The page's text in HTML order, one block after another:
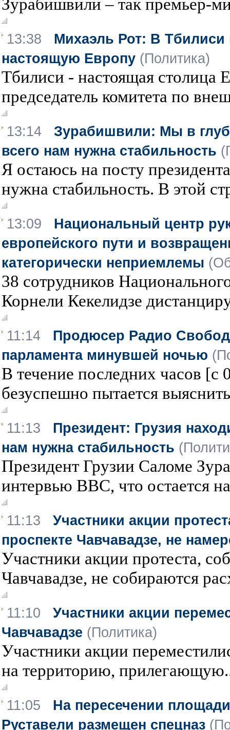
Зурабишвили – так премьер-
13:38 Михаэль Рот: В Тбилиси
настоящую Европу (Политика)
Тбилиси - настоящая столица
председатель комитета по
13:14 Зурабишвили: Мы в
всего нам нужна стабильность
Я остаюсь на посту
нужна стабильность. В этой
13:09 Национальный центр
европейского пути и
категорически неприемлемы
38 сотрудников
Корнели Кекелидзе
11:14 Продюсер Радио
парламента минувшей ночью
В течение последних часов [с
безуспешно пытается
11:13 Президент: Грузия
нам нужна стабильность
Президент Грузии Саломе
интервью BBC, что остается
11:13 Участники акции
проспекте Чавчавадзе, не
Участники акции протеста,
Чавчавадзе, не собираются
11:10 Участники акции
Чавчавадзе (Политика)
Участники акции
на территорию,
11:05 На пересечении
Руставели размещен спецназ